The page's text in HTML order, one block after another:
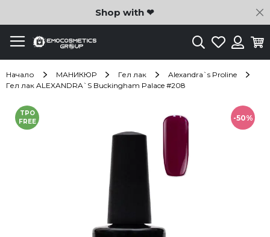
Shop with ❤
ТърсенеЛюбими
Начало МАНИКЮР Гел лак
Alexandra`s Proline
Гел лак ALEXANDRA`S Buckingham Palace #208
-50%
TPO
FREE
Преминете
към
края